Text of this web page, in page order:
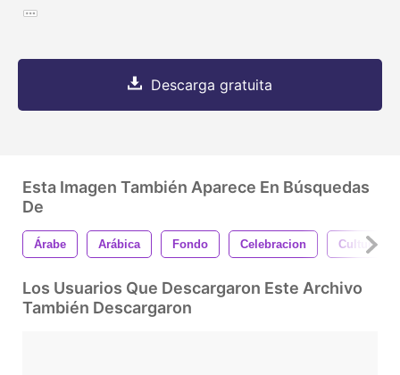
Descarga gratuita
Esta Imagen También Aparece En Búsquedas
De
Árabe Arábica Fondo Celebracion Cultura
Los Usuarios Que Descargaron Este Archivo
También Descargaron